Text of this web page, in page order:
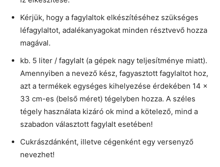
Kérjük, hogy a fagylaltok elkészítéséhez szükséges
léfagylaltot, adalékanyagokat minden résztvevő hozza
magával.
kb. 5 liter / fagylalt (a gépek nagy teljesítménye miatt).
Amennyiben a nevező kész, fagyasztott fagylaltot hoz,
azt a termékek egységes kihelyezése érdekében 14 ×
33 cm-es (belső méret) tégelyben hozza. A széles
tégely használata kizáró ok mind a kötelező, mind a
szabadon választott fagylalt esetében!
Cukrászdánként, illetve cégenként egy versenyző
nevezhet!